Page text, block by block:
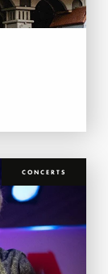
CONCERTS